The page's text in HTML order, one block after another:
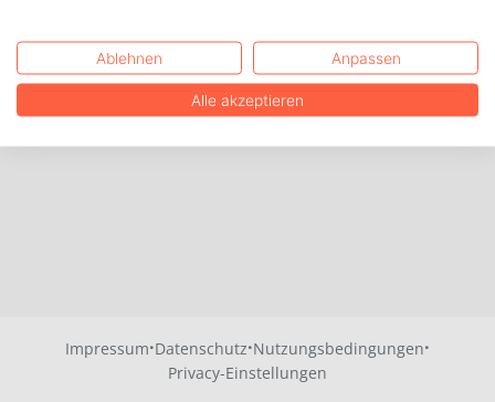
Impressum·Datenschutz·Nutzungsbedingungen·
Privacy-Einstellungen
Ablehnen Anpassen
Alle akzeptieren